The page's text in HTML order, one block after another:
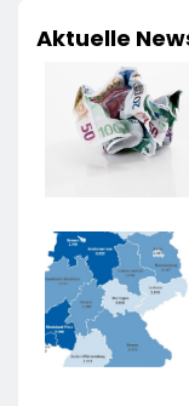
Aktuelle